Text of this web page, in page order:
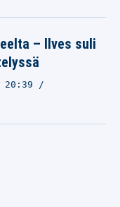
– Ilves suli